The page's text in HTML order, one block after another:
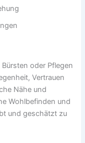
oder Pflegen
Vertrauen
Nähe und
Wohlbefinden und
und geschätzt zu